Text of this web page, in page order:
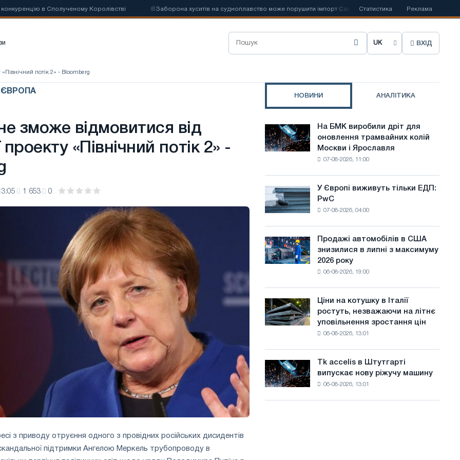
в Сполученому Королівстві Заборона хуситів на судноплавство може порушити імпорт Саудівської сталі Іспанська
Статистика Реклама
О
р
и
м
в
а
й
т
у
ВХІД
«Північний потік 2» - Bloomberg
ЄВРОПА
зможе відмовитися від
проекту «Північний потік 2» -
1 653 0
з приводу отруєння одного з провідних російських дисидентів
підтримки Ангелою Меркель трубопроводу в
НОВИНИ АНАЛІТИКА
На
БМК
виробили
трамвайних
колій
і
Ярославля
На БМК виробили дріт для
оновлення трамвайних колій
Москви і Ярославля
07-08-2026, 11:00
Європі
виживуть
PwC
У Європі виживуть тільки ЕДП:
PwC
07-08-2026, 04:00
Продажі
автомобілів
в
липні
з
року
Продажі автомобілів в США
знизилися в липні з максимуму
2026 року
06-08-2026, 19:00
Ціни
на
котушку
незважаючи
на
уповільнення
Ціни на котушку в Італії
ростуть, незважаючи на літнє
уповільнення зростання цін
06-08-2026, 13:01
Tk
accelis
в
Tk accelis в Штутгарті
випускає нову ріжучу машину
06-08-2026, 13:01